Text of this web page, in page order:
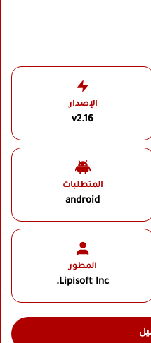
الإصدار
v2.16
المتطلبات
android
المطور
Lipisoft Inc.‏